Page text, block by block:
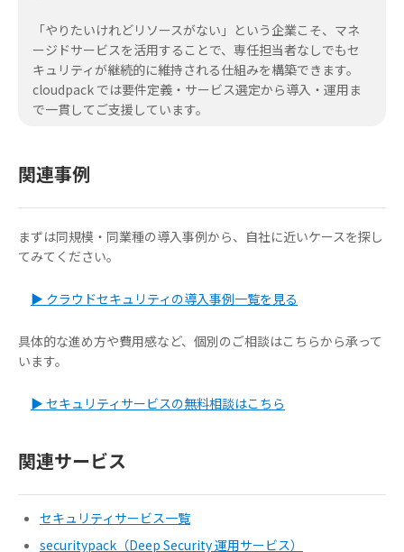
「やりたいけれどリソースがない」という企業こそ、マネ
ージドサービスを活用することで、専任担当者なしでもセ
キュリティが継続的に維持される仕組みを構築できます。
cloudpack では要件定義・サービス選定から導入・運用ま
で一貫してご支援しています。
関連事例
まずは同規模・同業種の導入事例から、自社に近いケースを探し
てみてください。
▶ クラウドセキュリティの導入事例一覧を見る
具体的な進め方や費用感など、個別のご相談はこちらから承って
います。
▶ セキュリティサービスの無料相談はこちら
関連サービス
セキュリティサービス一覧
securitypack（Deep Security 運用サービス）